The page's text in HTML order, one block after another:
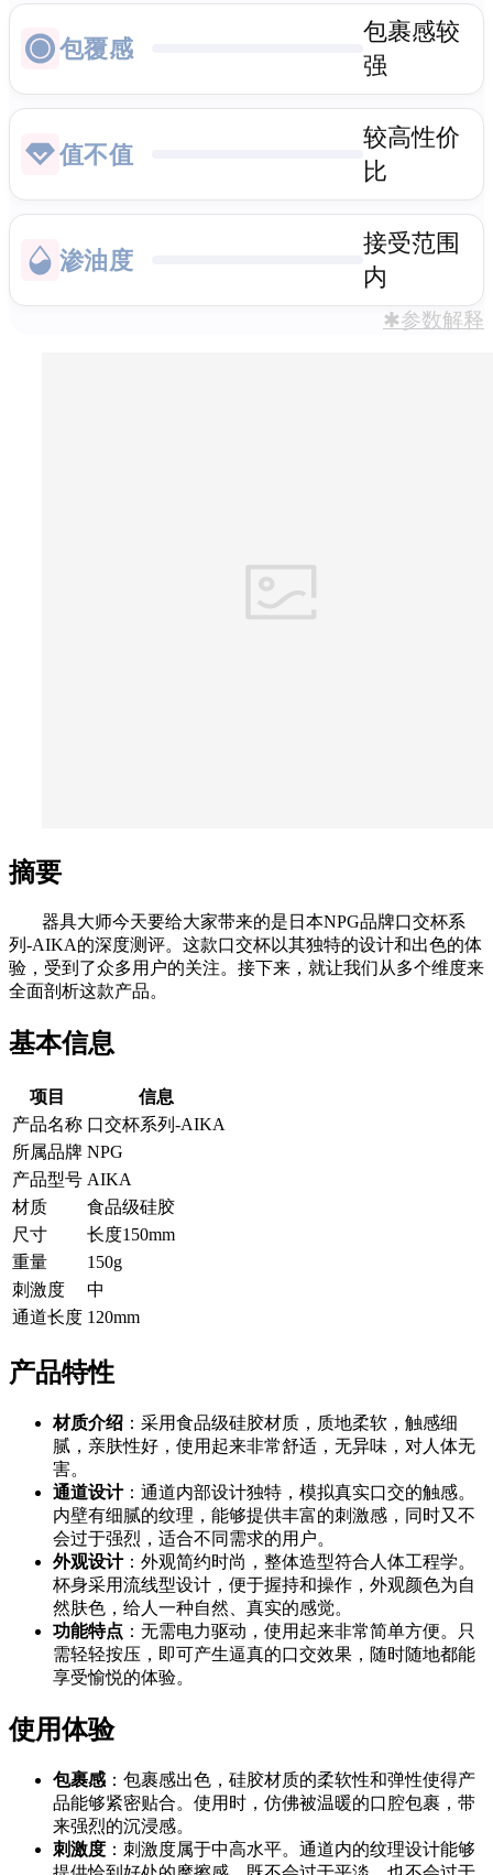
包覆感
包裹感较
强
值不值
较高性价
比
渗油度
接受范围
内
✱参数解释
摘要
器具大师今天要给大家带来的是日本NPG品牌口交杯系
列-AIKA的深度测评。这款口交杯以其独特的设计和出色的体
验，受到了众多用户的关注。接下来，就让我们从多个维度来
全面剖析这款产品。
基本信息
项目
信息
产品名称 口交杯系列-AIKA
所属品牌 NPG
产品型号 AIKA
材质
食品级硅胶
尺寸
长度150mm
重量
150g
刺激度
中
通道长度 120mm
产品特性
材质介绍 ：采用食品级硅胶材质，质地柔软，触感细
腻，亲肤性好，使用起来非常舒适，无异味，对人体无
害。
通道设计：通道内部设计独特，模拟真实口交的触感。
内壁有细腻的纹理，能够提供丰富的刺激感，同时又不
会过于强烈，适合不同需求的用户。
外观设计：外观简约时尚，整体造型符合人体工程学。
杯身采用流线型设计，便于握持和操作，外观颜色为自
然肤色，给人一种自然、真实的感觉。
功能特点 ：无需电力驱动，使用起来非常简单方便。只
需轻轻按压，即可产生逼真的口交效果，随时随地都能
享受愉悦的体验。
使用体验
包裹感 ：包裹感出色，硅胶材质的柔软性和弹性使得产
品能够紧密贴合。使用时，仿佛被温暖的口腔包裹，带
来强烈的沉浸感。
刺激度 ：刺激度属于中高水平。通道内的纹理设计能够